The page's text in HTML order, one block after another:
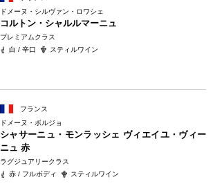
ドメーヌ・シルヴァン・ロワシェ
コルトン・シャルルマーニュ
プレミアムクラス
白 / 辛口
スティルワイン
フランス
ドメーヌ・ボルジョ
シャサーニュ・モンラッシェ ヴィエイユ・ヴィー
ニュ 赤
ラグジュアリークラス
赤 / フルボディ
スティルワイン